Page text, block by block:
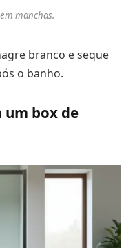
manchas.
branco e seque
o banho.
um box de